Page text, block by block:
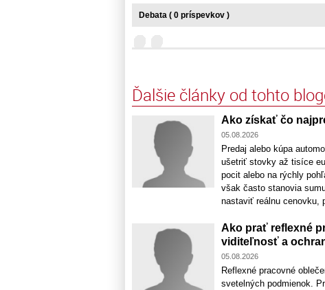
Debata ( 0 príspevkov )
Ďalšie články od tohto
Ako získať čo
05.08.2026
Predaj alebo kúpa
ušetriť stovky až tisíce
pocit alebo na rýchly
však často stanovia
nastaviť reálnu cenovku,
Ako prať reflexné
viditeľnosť a
05.08.2026
Reflexné pracovné
svetelných podmienok.